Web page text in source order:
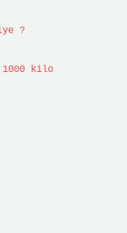
?
1000 kilo